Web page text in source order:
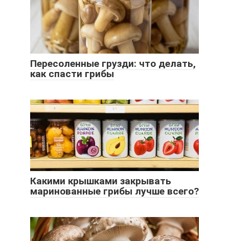
Пересоленные грузди: что делать,
как спасти грибы
Какими крышками закрывать
маринованные грибы лучше всего?